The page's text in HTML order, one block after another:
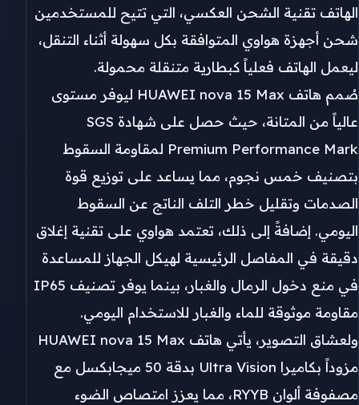
الهاتف تقنية الشحن العكسي، التي تتيح للمستخدمين
شحن أجهزة هواوي المتوافقة بكل سهولة أثناء التنقل،
ليعمل الهاتف فعلياً كبطارية متنقلة محمولة.
صُمم هاتف HUAWEI nova 15 Max ليوفر مستوى
عالياً من المتانة، حيث حصل على شهادة SGS
Premium Performance Mark لمقاومة السقوط
بتصنيف خمس نجوم، مما يساعد على توزيع قوة
الصدمات وتقليل خطر التلف الناتج عن السقوط
اليومي. إضافةً إلى ذلك، تعتمد هواوي على تقنية إغلاق
دقيقة في المفاصل الرئيسية لهيكل الجهاز للمساعدة
في منع دخول الرمال والغبار، بينما يوفر تصنيف IP65
مقاومة موثوقة للماء والغبار للاستخدام اليومي.
ولعشاق التصوير، يأتي هاتف HUAWEI nova 15 Max
مزوداً بكاميرا Ultra Vision بدقة 50 ميجابكسل مع
مصفوفة ألوان RYYB، مما يعزز امتصاص الضوء